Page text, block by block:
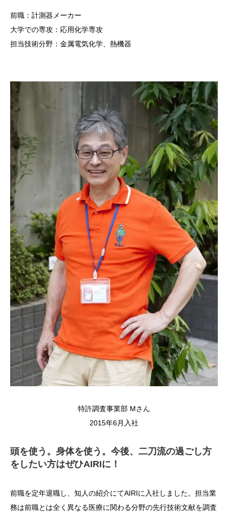
前職：計測器メーカー
大学での専攻：応用化学専攻
担当技術分野：金属電気化学、熱機器
特許調査事業部 Mさん
2015年6月入社
頭を使う。身体を使う。今後、二刀流の過ごし方
をしたい方はぜひAIRIに！
前職を定年退職し、知人の紹介にてAIRIに入社しました。担当業
務は前職とは全く異なる医療に関わる分野の先行技術文献を調査